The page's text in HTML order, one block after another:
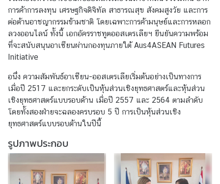
t
A
S
A
N
T
h
a
l
n
การค้าการลงทุน เศรษฐกิจดิจิทัล สาธารณสุข สังคมสูงวัย และการ
ต่อต้านอาชญากรรมข้ามชาติ โดยเฉพาะการค้ามนุษย์และการหลอก
ลวงออนไลน์ ทั้งนี้ เอกอัครราชทูตออสเตรเลียฯ ยืนยันความพร้อม
ที่จะสนับสนุนอาเซียนผ่านกองทุนภายใต้ Aus4ASEAN Futures
Initiative
อนึ่ง ความสัมพันธ์อาเซียน-ออสเตรเลียเริ่มต้นอย่างเป็นทางการ
เมื่อปี 2517 และยกระดับเป็นหุ้นส่วนเชิงยุทธศาสตร์และหุ้นส่วน
เชิงยุทธศาสตร์แบบรอบด้าน เมื่อปี 2557 และ 2564 ตามลำดับ
โดยทั้งสองฝ่ายจะฉลองครบรอบ 5 ปี การเป็นหุ้นส่วนเชิง
ยุทธศาสตร์แบบรอบด้านในปีนี้
รูปภาพประกอบ